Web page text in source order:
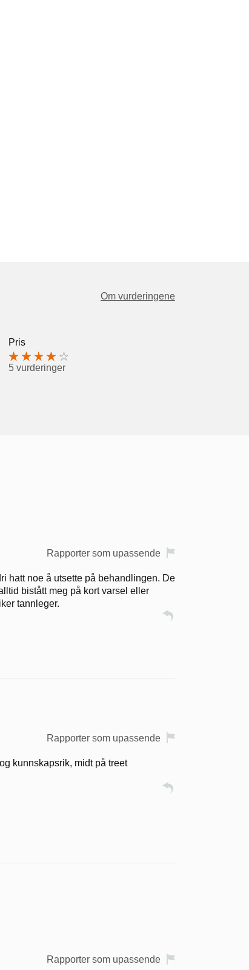
Om vurderingene
Pris
5 vurderinger
Rapporter som upassende
hatt noe å utsette på behandlingen. De
bistått meg på kort varsel eller
tannleger.
Rapporter som upassende
kunnskapsrik, midt på treet
Rapporter som upassende